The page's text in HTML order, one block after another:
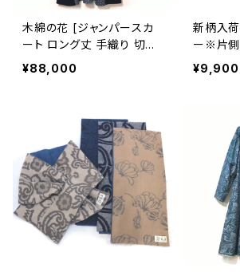
木綿の花 [ジャンパースカ
ート ロング丈 手織り 切替
え有] 四段吉祥柄 ※柄部
分：藍染手織り久留米絣使
¥88,000
新柄入
ー※片側
唐草文
天然藍
¥9,900